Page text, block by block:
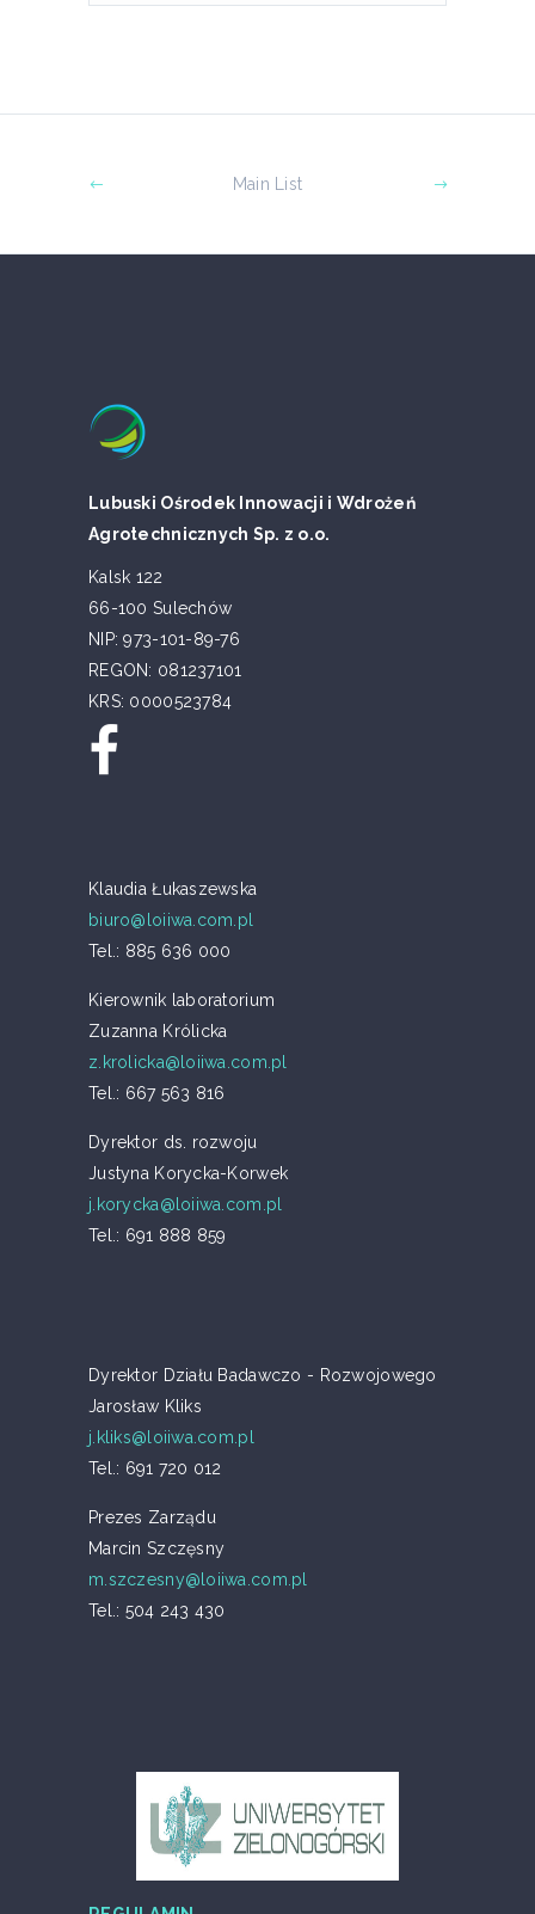
Main List
Lubuski Ośrodek Innowacji i Wdrożeń
Agrotechnicznych Sp. z o.o.
Kalsk 122
66-100 Sulechów
NIP: 973-101-89-76
REGON: 081237101
KRS: 0000523784
Klaudia Łukaszewska
biuro@loiiwa.com.pl
Tel.: 885 636 000
Kierownik laboratorium
Zuzanna Królicka
z.krolicka@loiiwa.com.pl
Tel.: 667 563 816
Dyrektor ds. rozwoju
Justyna Korycka-Korwek
j.korycka@loiiwa.com.pl
Tel.: 691 888 859
Dyrektor Działu Badawczo - Rozwojowego
Jarosław Kliks
j.kliks@loiiwa.com.pl
Tel.: 691 720 012
Prezes Zarządu
Marcin Szczęsny
m.szczesny@loiiwa.com.pl
Tel.: 504 243 430